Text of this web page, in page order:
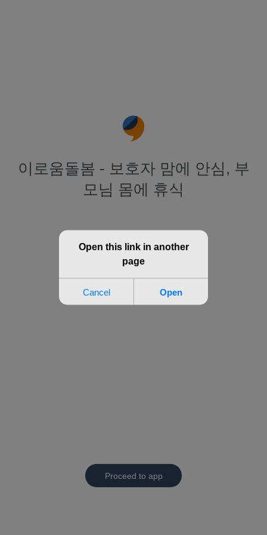
이로움돌봄 - 보호자 맘에 안심, 부
모님 몸에 휴식
Proceed to app